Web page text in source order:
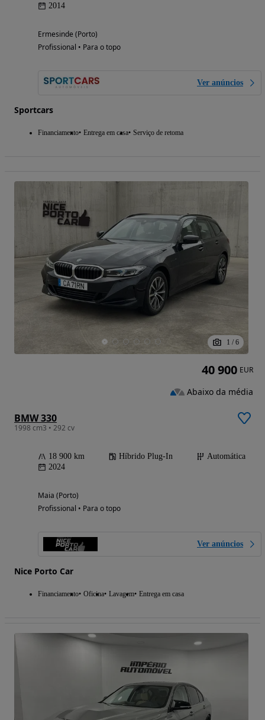
2014
Ermesinde (Porto)
Profissional • Para o topo
Ver anúncios
Sportcars
Financiamento Entrega em casa Serviço de retoma
1 / 6
BMW 330
1998 cm3 • 292 cv
18 900 km Híbrido Plug-In
Automática
2024
Maia (Porto)
Profissional • Para o topo
Ver anúncios
Nice Porto Car
Financiamento Oficina Lavagem Entrega em casa
40 900 EUR
Abaixo da média